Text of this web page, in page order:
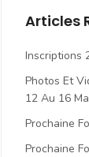
Articles
Inscriptions
Photos Et
12 Au 16
Prochaine
Prochaine